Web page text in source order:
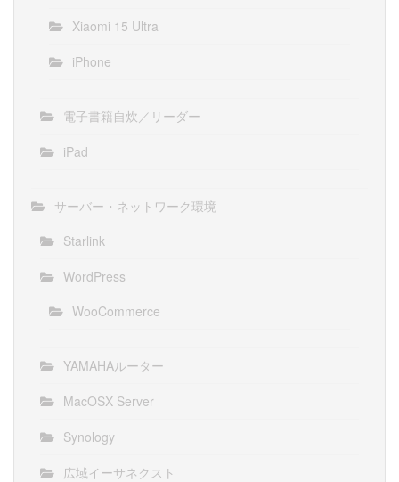
Xiaomi 15 Ultra
iPhone
電子書籍自炊／リーダー
iPad
サーバー・ネットワーク環境
Starlink
WordPress
WooCommerce
YAMAHAルーター
MacOSX Server
Synology
広域イーサネクスト